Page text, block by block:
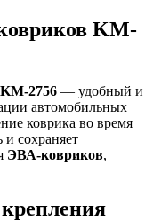
KM-
2756 — удобный и
автомобильных
коврика во время
и сохраняет
ЭВА-ковриков,